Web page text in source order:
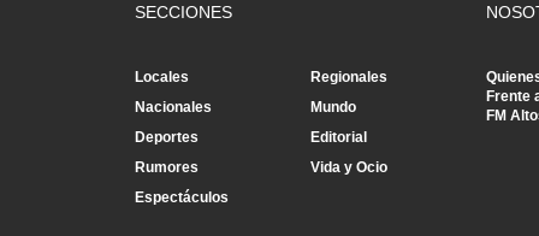
SECCIONES
Locales
Regionales
Nacionales
Mundo
Deportes
Editorial
Rumores
Vida y Ocio
Espectáculos
Frente
FM